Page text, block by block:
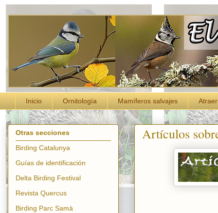
Inicio Ornitología Mamíferos salvajes
Artículos
Otras secciones
Birding Catalunya
Guías de identificación
Delta Birding Festival
Revista Quercus
Birding Parc Samà